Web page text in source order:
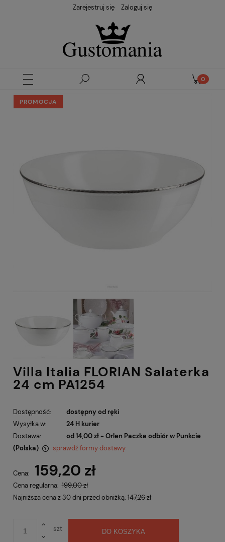
Zarejestruj się Zaloguj się
PROMOCJA
Villa Italia FLORIAN Salaterka
24 cm PA1254
Dostępność:
dostępny od ręki
Wysyłka w:
24 H kurier
Dostawa:
od 14,00 zł - Orlen Paczka odbiór w Punkcie
(Polska)
sprawdź formy dostawy
Cena: 159,20 zł
Cena regularna: 199,00 zł
Najniższa cena z 30 dni przed obniżką: 147,26 zł
szt DO KOSZYKA